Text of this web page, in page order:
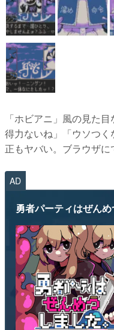
「ホビアニ」風の見た
得力ないね」「ウソつ
正もヤバい。ブラウザ
AD
勇者パーティはぜんめ